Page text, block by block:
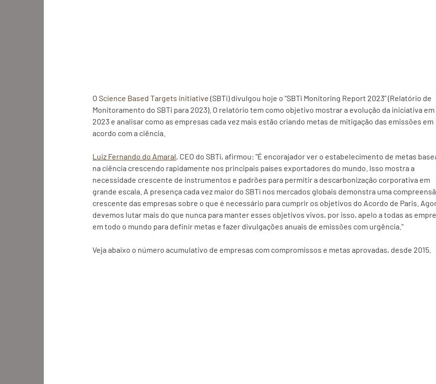
O Science Based Targets initiative (SBTi) divulgou hoje o “SBTi Monitoring Report 2023” (Relatório de
Monitoramento do SBTi para 2023). O relatório tem como objetivo mostrar a evolução da iniciativa em
2023 e analisar como as empresas cada vez mais estão criando metas de mitigação das emissões em
acordo com a ciência.
Luiz Fernando do Amaral, CEO do SBTi, afirmou: "É encorajador ver o estabelecimento de metas
na ciência crescendo rapidamente nos principais países exportadores do mundo. Isso mostra a
necessidade crescente de instrumentos e padrões para permitir a descarbonização corporativa em
grande escala. A presença cada vez maior do SBTi nos mercados globais demonstra uma
crescente das empresas sobre o que é necessário para cumprir os objetivos do Acordo de Paris.
devemos lutar mais do que nunca para manter esses objetivos vivos, por isso, apelo a todas as
em todo o mundo para definir metas e fazer divulgações anuais de emissões com urgência."
Veja abaixo o número acumulativo de empresas com compromissos e metas aprovadas, desde 2015.